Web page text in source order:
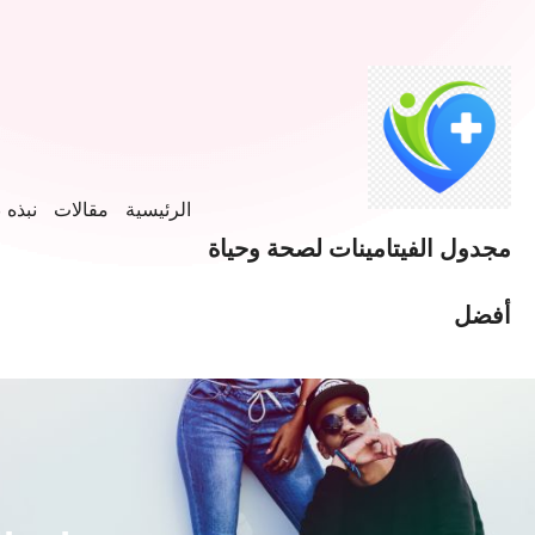
مجدول الفيتامينات لصحة وحياة
أفضل
الرئيسية مقالات نبذه